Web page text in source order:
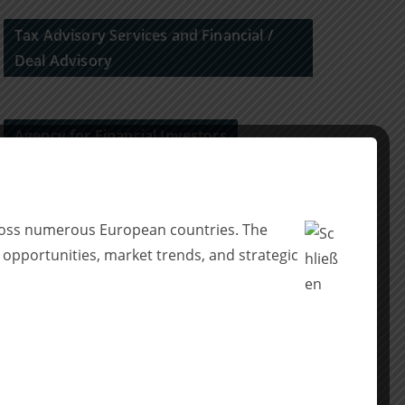
Tax Advisory Services and Financial /
Deal Advisory
Agency for Financial Investors
numerous European countries. The
market trends, and strategic